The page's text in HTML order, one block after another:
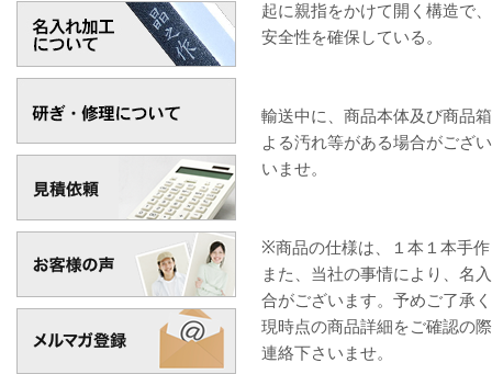
起に親指をかけて開く構造で
安全性を確保している。
輸送中に、商品本体及び商品
よる汚れ等がある場合がござ
いませ。
※商品の仕様は、１本１本手
また、当社の事情により、名
合がございます。予めご了承
現時点の商品詳細をご確認の
連絡下さいませ。